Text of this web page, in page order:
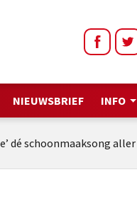
NIEUWSBRIEF INFO
dé schoonmaaksong